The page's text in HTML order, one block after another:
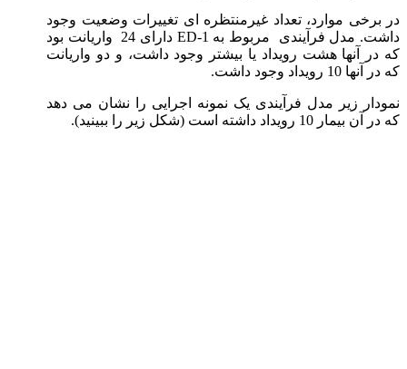
در برخی موارد، تعداد غیرمنتظره ای تغییرات وضعیت وجود
داشت. مدل فرآیندی مربوط به ED-1 دارای 24 واریانت بود
که در آنها هشت رویداد یا بیشتر وجود داشت، و دو واریانت
که در آنها 10 رویداد وجود داشت.
نمودار زیر مدل فرآیندی یک نمونه اجرایی را نشان می دهد
که در آن بیمار 10 رویداد داشته است (شکل زیر را ببینید).